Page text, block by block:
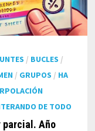
/ BUCLES /
/ GRUPOS / HA
DE TODO
parcial. Año